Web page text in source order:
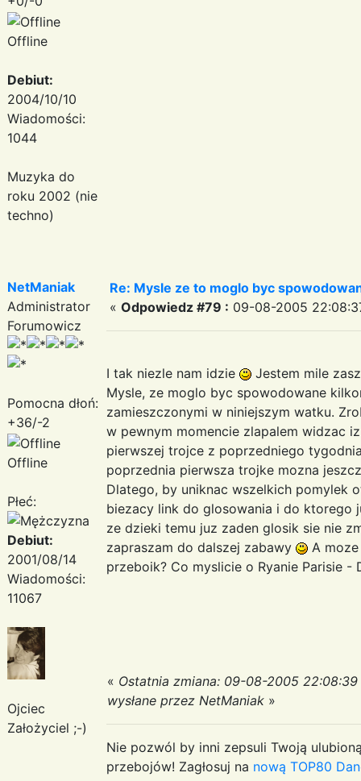
Offline
Debiut:
2004/10/10
Wiadomości:
1044
Muzyka do
roku 2002 (nie
techno)
NetManiak
Administrator
Forumowicz
Pomocna dłoń:
+36/-2
Offline
Płeć:
Debiut:
2001/08/14
Wiadomości:
11067
Ojciec
Założyciel ;-)
Re: Mysle ze to moglo byc
« Odpowiedz #79 : 09-08-2005
I tak niezle nam idzie
Jestem mile
Mysle, ze moglo byc spowodowane
zamieszczonymi w niniejszym watku.
w pewnym momencie zlapalem widzac
pierwszej trojce z poprzedniego
poprzednia pierwsza trojke mozna
Dlatego, by uniknac wszelkich pomylek
biezacy link do glosowania i do ktorego
ze dzieki temu juz zaden glosik sie nie
zapraszam do dalszej zabawy
A
przeboik? Co myslicie o Ryanie Parisie -
« Ostatnia zmiana: 09-08-2005 22:08:39
wysłane przez NetManiak »
Nie pozwól by inni zepsuli Twoją
przebojów! Zagłosuj na nową TOP80